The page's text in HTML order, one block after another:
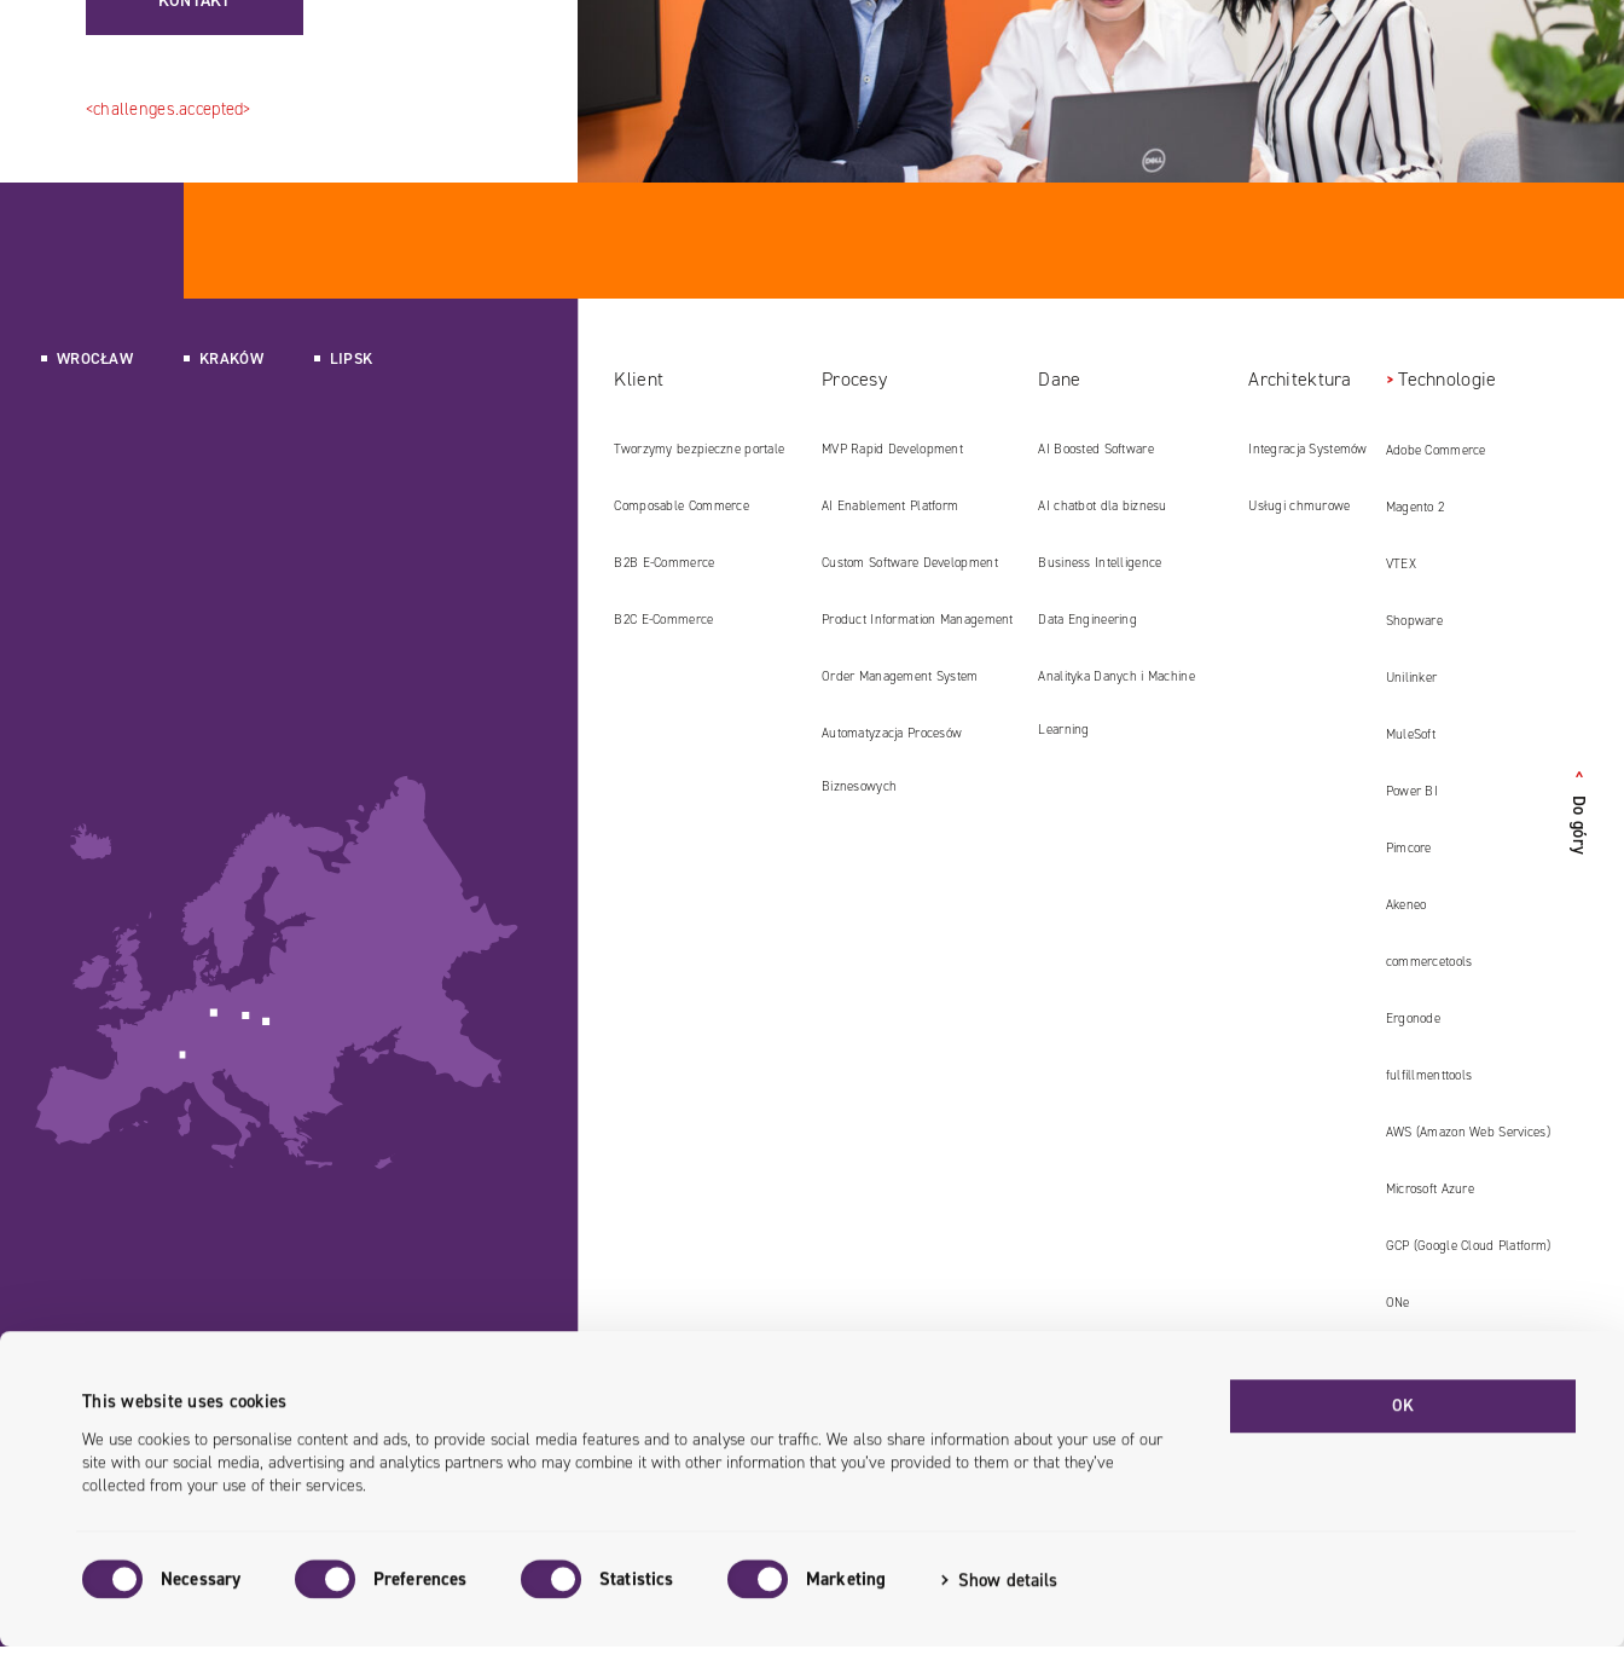
This website uses cookies
We use cookies to personalise content and ads, to provide social media features and to analyse our traffic. We also share information about your use of our
site with our social media, advertising and analytics partners who may combine it with other information that you’ve provided to them or that they’ve
collected from your use of their services.
Consent
Selection
Necessary Preferences Statistics Marketing Show details
OK
<challenges.accepted>
WROCŁAW KRAKÓW LIPSK
Klient
Tworzymy bezpieczne portale
internetowe i platformy gotowe
na erę AI
Composable Commerce
B2B E‑Commerce
B2C E‑Commerce
Procesy
MVP Rapid Development
AI Enablement Platform
Custom Software Development
Product Information Management
(PIM)
Order Management System
Automatyzacja Procesów
Biznesowych
Dane
AI Boosted Software
Development
AI chatbot dla biznesu
Business Intelligence
Data Engineering
Analityka Danych i Machine
Learning
Architektura
Integracja Systemów
Usługi chmurowe
Technologie
Adobe Commerce
Magento 2
VTEX
Shopware
Unilinker
MuleSoft
Power BI
Pimcore
Akeneo
commercetools
Ergonode
fulfillmenttools
AWS (Amazon Web Services)
Microsoft Azure
GCP (Google Cloud Platform)
ONe
contact@univio.com
Dane osobowe w Univio Dotacje unijne Relacje Inwestorskie
<
Do góry